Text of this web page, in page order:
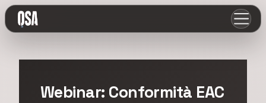
Webinar: Conformità EAC